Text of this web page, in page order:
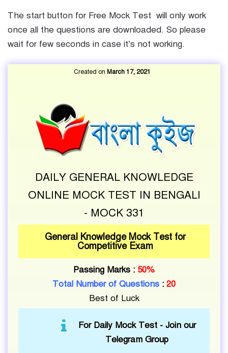
The start button for Free Mock Test will only work
once all the questions are downloaded. So please
wait for few seconds in case it’s not working.
Created on March 17, 2021
DAILY GENERAL KNOWLEDGE
ONLINE MOCK TEST IN BENGALI
- MOCK 331
General Knowledge Mock Test for
Competitive Exam
Passing Marks : 50%
Total Number of Questions : 20
Best of Luck
For Daily Mock Test - Join our
Telegram Group